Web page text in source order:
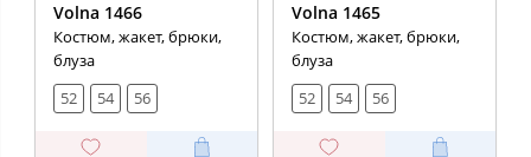
Volna 1466
Костюм, жакет, брюки,
блуза
52
54 56
Volna 1465
Костюм, жакет, брюки,
блуза
52
54 56